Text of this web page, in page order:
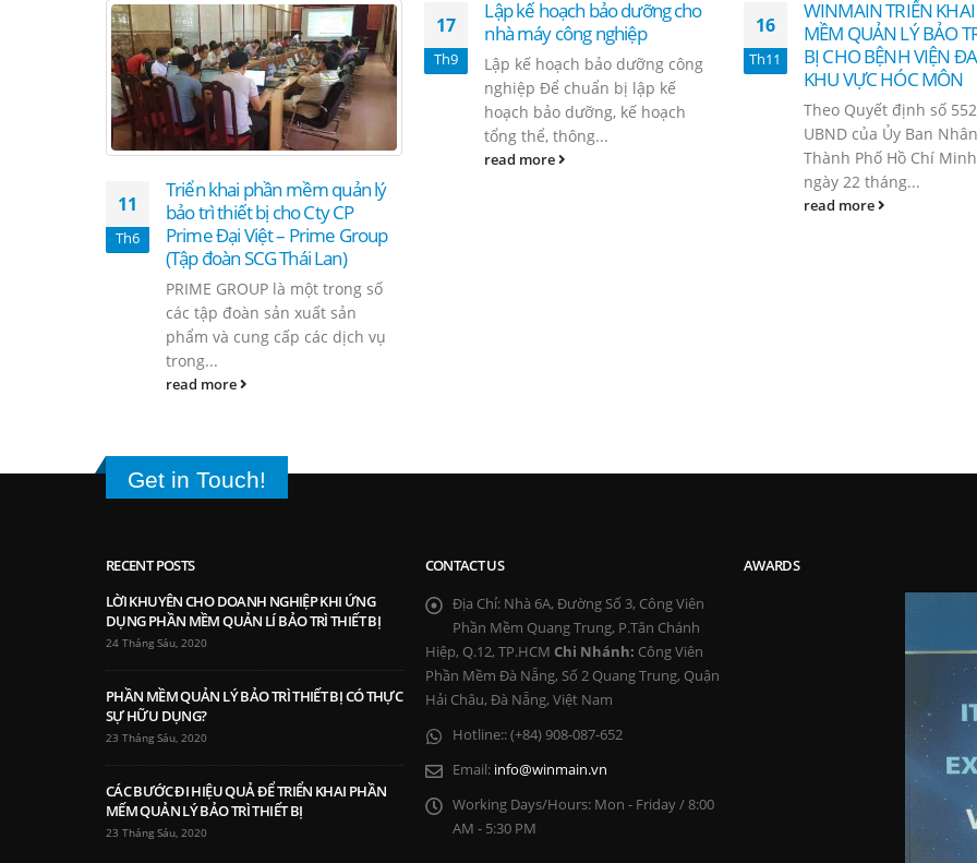
11
Th6
Triển khai phần mềm quản lý
bảo trì thiết bị cho Cty CP
Prime Đại Việt – Prime Group
(Tập đoàn SCG Thái Lan)
PRIME GROUP là một trong số
các tập đoàn sản xuất sản
phẩm và cung cấp các dịch vụ
trong...
read more
17
Th9
Lập kế hoạch bảo dưỡng cho
nhà máy công nghiệp
Lập kế hoạch bảo dưỡng công
nghiệp Để chuẩn bị lập kế
hoạch bảo dưỡng, kế hoạch
tổng thể, thông...
read more
16
Th11
WINMAIN TRIỂN
MỀM QUẢN LÝ BẢO
BỊ CHO BỆNH VIỆN
KHU VỰC HÓC MÔN
Theo Quyết định số
UBND của Ủy Ban
Thành Phố Hồ Chí
ngày 22 tháng...
read more
Get in Touch!
RECENT POSTS
LỜI KHUYÊN CHO DOANH NGHIỆP KHI ỨNG
DỤNG PHẦN MỀM QUẢN LÍ BẢO TRÌ THIẾT BỊ
24 Tháng Sáu, 2020
PHẦN MỀM QUẢN LÝ BẢO TRÌ THIẾT BỊ CÓ THỰC
SỰ HỮU DỤNG?
23 Tháng Sáu, 2020
CÁC BƯỚC ĐI HIỆU QUẢ ĐỂ TRIỂN KHAI PHẦN
MẾM QUẢN LÝ BẢO TRÌ THIẾT BỊ
23 Tháng Sáu, 2020
CONTACT US
Địa Chỉ: Nhà 6A, Đường Số 3, Công Viên
Phần Mềm Quang Trung, P.Tân Chánh
Hiệp, Q.12, TP.HCM Chi Nhánh: Công Viên
Phần Mềm Đà Nẵng, Số 2 Quang Trung, Quận
Hải Châu, Đà Nẵng, Việt Nam
Hotline:: (+84) 908-087-652
Email: info@winmain.vn
Working Days/Hours: Mon - Friday / 8:00
AM - 5:30 PM
AWARDS